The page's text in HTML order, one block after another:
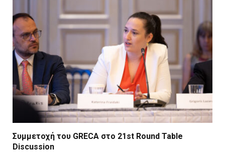
Συμμετοχή του GRECA στο 21st Round Table
Discussion